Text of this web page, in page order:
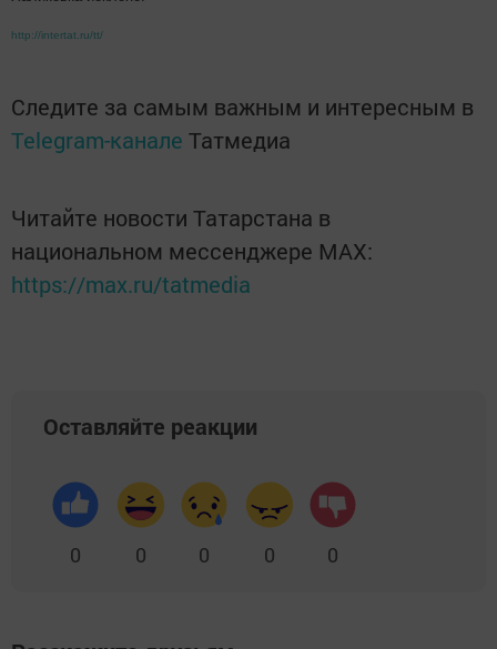
http://intertat.ru/tt/
Следите за самым важным и интересным в
Telegram-канале Татмедиа
Читайте новости Татарстана в
национальном мессенджере MАХ:
https://max.ru/tatmedia
Оставляйте реакции
0 0 0 0 0